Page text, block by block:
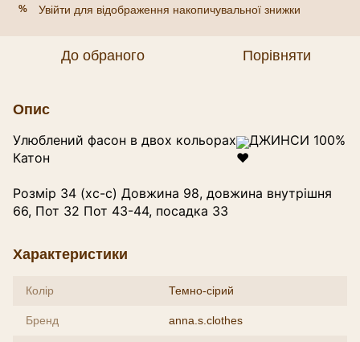
% Увійти для відображення накопичувальної знижки
До обраного Порівняти
Опис
Улюблений фасон в двох кольорах
ДЖИНСИ 100%
Катон
Розмір 34 (хс-с) Довжина 98, довжина внутрішня
66, Пот 32 Пот 43-44, посадка 33
Характеристики
Колір Темно-сірий
Бренд anna.s.clothes